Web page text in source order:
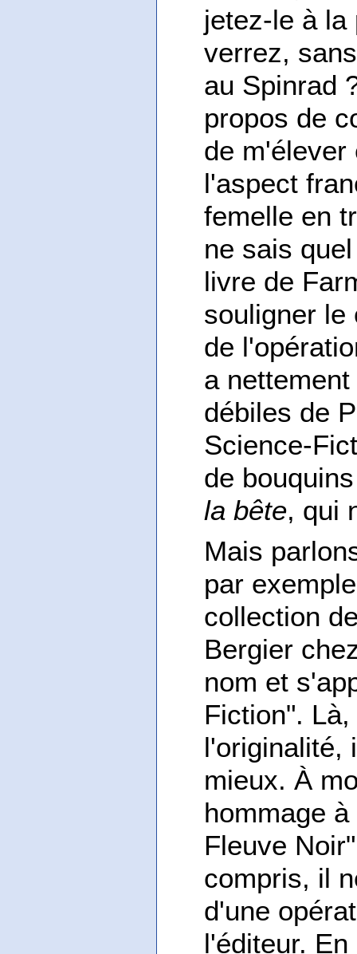
jetez-le à la
verrez,
au Spinrad
propos de
de m'élever
l'aspect
femelle en
ne sais
livre de
souligner le
de
a
débiles de
Science-
de
la bête, qui
Mais
par
collection
Bergier
nom et
Fiction".
l'originalité,
mieux. À
hommage
Fleuve
compris, il
d'une
l'éditeur.